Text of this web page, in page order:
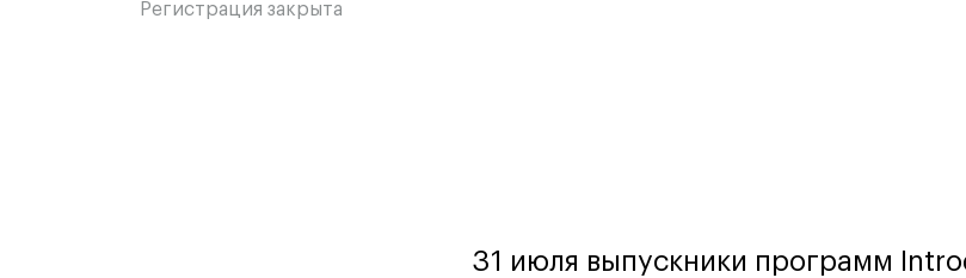
Регистрация закрыта
31 июля выпускники программ